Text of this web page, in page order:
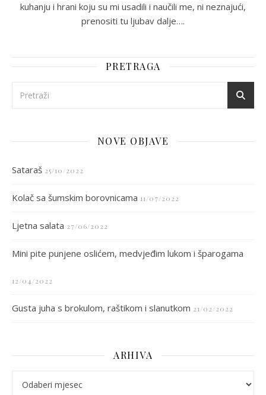
kuhanju i hrani koju su mi usadili i naučili me, ni neznajući,
prenositi tu ljubav dalje….
PRETRAGA
NOVE OBJAVE
Sataraš 25/10/2022
Kolač sa šumskim borovnicama 11/07/2022
Ljetna salata 27/06/2022
Mini pite punjene oslićem, medvjeđim lukom i šparogama
12/04/2022
Gusta juha s brokulom, raštikom i slanutkom 21/02/2022
ARHIVA